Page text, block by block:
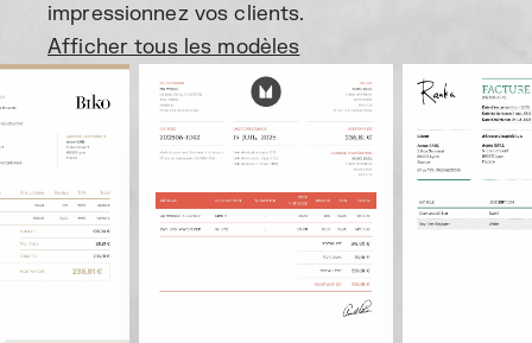
impressionnez vos clients.
Afficher tous les modèles